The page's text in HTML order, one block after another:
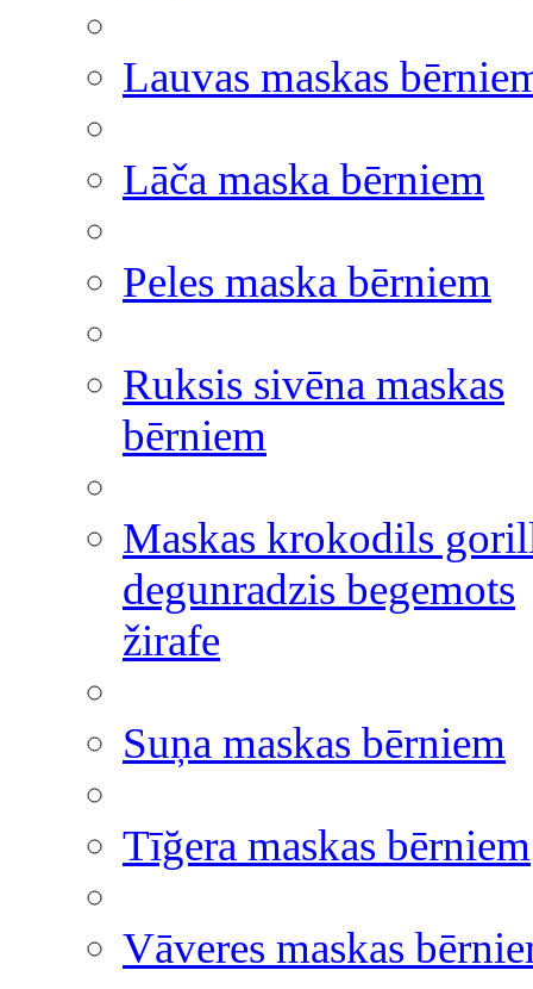
Lauvas maskas
Lāča maska bērniem
Peles maska bērniem
Ruksis sivēna maskas
bērniem
Maskas krokodils
degunradzis begemots
žirafe
Suņa maskas bērniem
Tīğera maskas bērniem
Vāveres maskas